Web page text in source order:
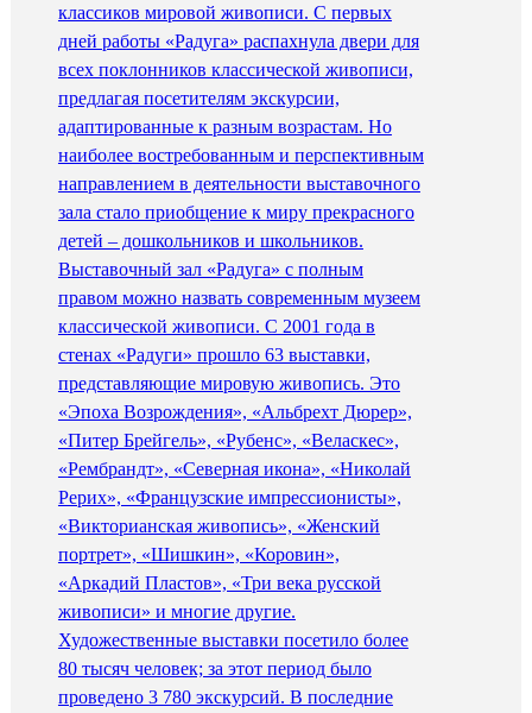
классиков мировой живописи. С первых
дней работы «Радуга» распахнула двери для
всех поклонников классической живописи,
предлагая посетителям экскурсии,
адаптированные к разным возрастам. Но
наиболее востребованным и перспективным
направлением в деятельности выставочного
зала стало приобщение к миру прекрасного
детей – дошкольников и школьников.
Выставочный зал «Радуга» с полным
правом можно назвать современным музеем
классической живописи. С 2001 года в
стенах «Радуги» прошло 63 выставки,
представляющие мировую живопись. Это
«Эпоха Возрождения», «Альбрехт Дюрер»,
«Питер Брейгель», «Рубенс», «Веласкес»,
«Рембрандт», «Северная икона», «Николай
Рерих», «Французские импрессионисты»,
«Викторианская живопись», «Женский
портрет», «Шишкин», «Коровин»,
«Аркадий Пластов», «Три века русской
живописи» и многие другие.
Художественные выставки посетило более
80 тысяч человек; за этот период было
проведено 3 780 экскурсий. В последние